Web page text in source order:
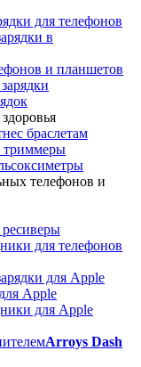
для телефонов
в
и планшетов
браслетам
триммеры
телефонов и
для телефонов
для Apple
Apple
для Apple
Arroys Dash